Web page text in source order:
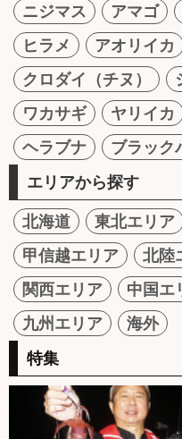
ニジマス
アマゴ
ヒラメ
アオリイカ
クロダイ（チヌ）
ワカサギ
ヤリイカ
ヘラブナ
ブラック
エリアから探す
北海道 東北エリア
甲信越エリア
北陸
関西エリア
中国エ
九州エリア
海外
特集